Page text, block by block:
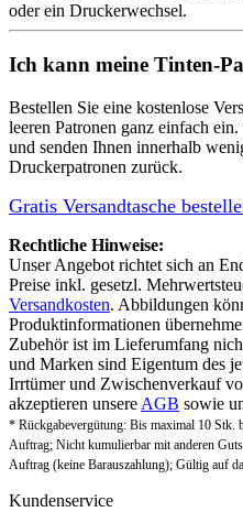
oder ein Druckerwechsel.
Ich kann meine Tinten-
Bestellen Sie eine kostenlose
leeren Patronen ganz einfach
und senden Ihnen innerhalb
Druckerpatronen zurück.
Gratis Versandtasche
Rechtliche Hinweise:
Unser Angebot richtet sich an
Preise inkl. gesetzl.
Versandkosten. Abbildungen
Produktinformationen
Zubehör ist im Lieferumfang
und Marken sind Eigentum des
Irrtümer und Zwischenverkauf
akzeptieren unsere AGB sowie
* Rückgabevergütung: Bis maximal 10 Stk.
Auftrag; Nicht kumulierbar mit anderen
Auftrag (keine Barauszahlung); Gültig auf
Kundenservice